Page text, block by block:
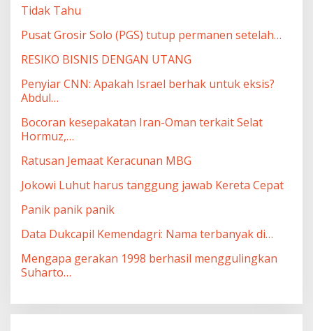
Tidak Tahu
Pusat Grosir Solo (PGS) tutup permanen setelah…
RESIKO BISNIS DENGAN UTANG
Penyiar CNN: Apakah Israel berhak untuk eksis?
Abdul…
Bocoran kesepakatan Iran-Oman terkait Selat
Hormuz,…
Ratusan Jemaat Keracunan MBG
Jokowi Luhut harus tanggung jawab Kereta Cepat
Panik panik panik
Data Dukcapil Kemendagri: Nama terbanyak di…
Mengapa gerakan 1998 berhasil menggulingkan
Suharto…